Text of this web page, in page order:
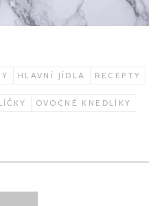
HLAVNÍ JÍDLA RECEPTY
OVOCNÉ KNEDLÍKY